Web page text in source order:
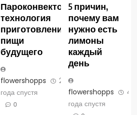
Пароконвектомат:
технология
приготовления
пищи
будущего
flowershopps
2
года спустя
0
5 причин,
почему вам
нужно есть
лимоны
каждый
день
flowershopps
4
года спустя